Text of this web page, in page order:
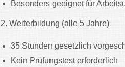
Besonders geeignet für
2. Weiterbildung (alle 5 Jahre)
35 Stunden gesetzlich
Kein Prüfungstest erforderlich